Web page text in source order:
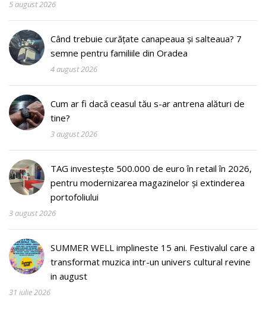
5 august 2026
Când trebuie curățate canapeaua și salteaua? 7
semne pentru familiile din Oradea
4 august 2026
Cum ar fi dacă ceasul tău s-ar antrena alături de
tine?
3 august 2026
TAG investește 500.000 de euro în retail în 2026,
pentru modernizarea magazinelor și extinderea
portofoliului
3 august 2026
SUMMER WELL implineste 15 ani. Festivalul care a
transformat muzica intr-un univers cultural revine
in august
31 iulie 2026